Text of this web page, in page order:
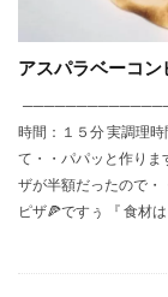
アスパラベーコン
──────────────
時間：１５分 実調理
て・・パパッと作り
ザが半額だったので
ピザ🍕ですぅ 『 食材